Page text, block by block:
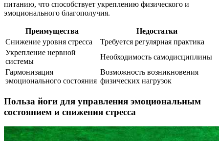
питанию, что способствует укреплению физического и
эмоционального благополучия.
Преимущества
Недостатки
Снижение уровня стресса
Требуется регулярная практика
Укрепление нервной
системы
Необходимость самодисциплины
Гармонизация
эмоционального состояния
Возможность возникновения
физических нагрузок
Польза йоги для управления эмоциональным
состоянием и снижения стресса